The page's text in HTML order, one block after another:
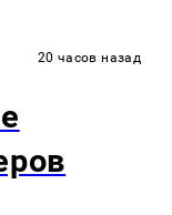
20 часов назад